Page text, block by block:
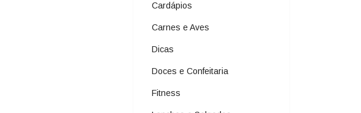
Cardápios
Carnes e Aves
Dicas
Doces e Confeitaria
Fitness